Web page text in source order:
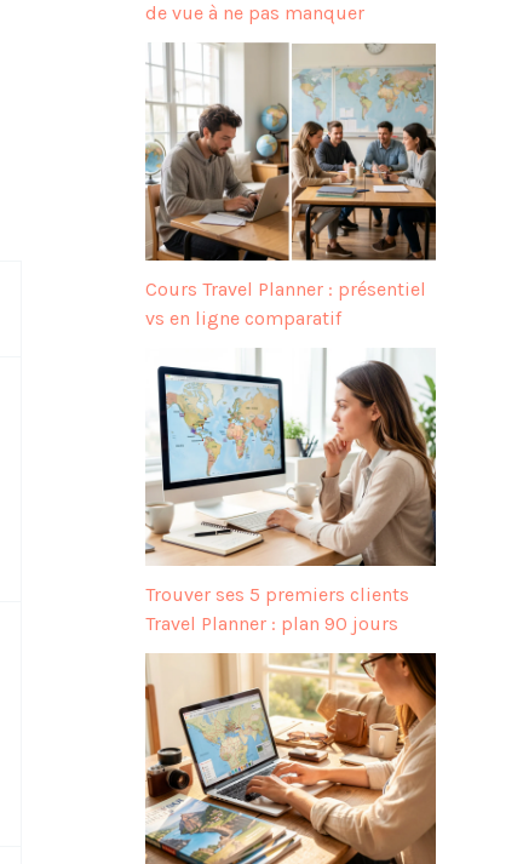
de vue à ne pas manquer
Cours Travel Planner : présentiel
vs en ligne comparatif
Trouver ses 5 premiers clients
Travel Planner : plan 90 jours